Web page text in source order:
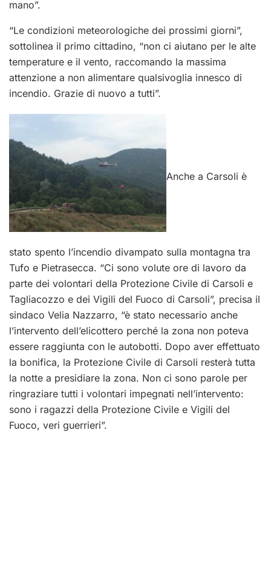
mano”.
“Le condizioni meteorologiche dei prossimi giorni”,
sottolinea il primo cittadino, “non ci aiutano per le alte
temperature e il vento, raccomando la massima
attenzione a non alimentare qualsivoglia innesco di
incendio. Grazie di nuovo a tutti”.
Anche a Carsoli è
stato spento l’incendio divampato sulla montagna tra
Tufo e Pietrasecca. “Ci sono volute ore di lavoro da
parte dei volontari della Protezione Civile di Carsoli e
Tagliacozzo e dei Vigili del Fuoco di Carsoli”, precisa il
sindaco Velia Nazzarro, “è stato necessario anche
l’intervento dell’elicottero perché la zona non poteva
essere raggiunta con le autobotti. Dopo aver effettuato
la bonifica, la Protezione Civile di Carsoli resterà tutta
la notte a presidiare la zona. Non ci sono parole per
ringraziare tutti i volontari impegnati nell’intervento:
sono i ragazzi della Protezione Civile e Vigili del
Fuoco, veri guerrieri”.